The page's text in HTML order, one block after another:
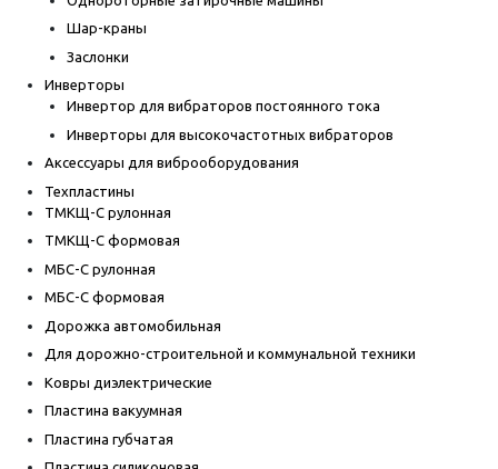
Шар-краны
Заслонки
Инверторы
Инвертор для вибраторов постоянного тока
Инверторы для высокочастотных вибраторов
Аксессуары для виброоборудования
Техпластины
ТМКЩ-С рулонная
ТМКЩ-С формовая
МБС-С рулонная
МБС-С формовая
Дорожка автомобильная
Для дорожно-строительной и коммунальной техники
Ковры диэлектрические
Пластина вакуумная
Пластина губчатая